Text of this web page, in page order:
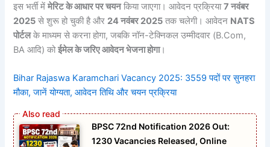
इस भर्ती मेंमेरिट के आधार पर चयनकिया जाएगा। आवेदन प्रक्रिया7 नवंबर
2025 से शुरू हो चुकी है और 24 नवंबर 2025 तक चलेगी। आवेदन NATS
पोर्टलके माध्यम से करना होगा, जबकि नॉन-टेक्निकल उम्मीदवार (B.Com,
BA आदि) कोईमेल के जरिए आवेदन भेजना होगा।
Bihar Rajaswa Karamchari Vacancy 2025: 3559 पदों पर सुनहरा
मौका, जानें योग्यता, आवेदन तिथि और चयन प्रक्रिया
BPSC 72nd Notification 2026 Out:
1230 Vacancies Released, Online